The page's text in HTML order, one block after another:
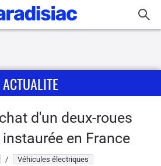
ACTUALITE
d'un deux-roues
en France
/
Véhicules électriques